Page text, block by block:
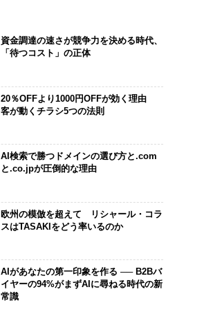
資金調達の速さが競争力を決める時代、
「待つコスト」の正体
20％OFFより1000円OFFが効く理由
客が動くチラシ5つの法則
AI検索で勝つドメインの選び方と.com
と.co.jpが圧倒的な理由
欧州の模倣を超えて リシャール・コラ
スはTASAKIをどう率いるのか
AIがあなたの第一印象を作る ── B2Bバ
イヤーの94%がまずAIに尋ねる時代の新
常識